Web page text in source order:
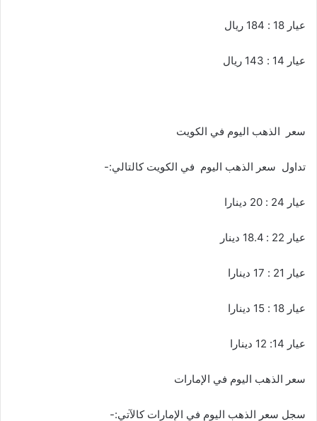
عيار 18 : 184 ريال
عيار 14 : 143 ريال
سعر الذهب اليوم في الكويت
تداول سعر الذهب اليوم في الكويت كالتالي:-
عيار 24 : 20 دينارا
عيار 22 : 18.4 دينار
عيار 21 : 17 دينارا
عيار 18 : 15 دينارا
عيار 14: 12 دينارا
سعر الذهب اليوم في الإمارات
سجل سعر الذهب اليوم في الإمارات كالآتي:-